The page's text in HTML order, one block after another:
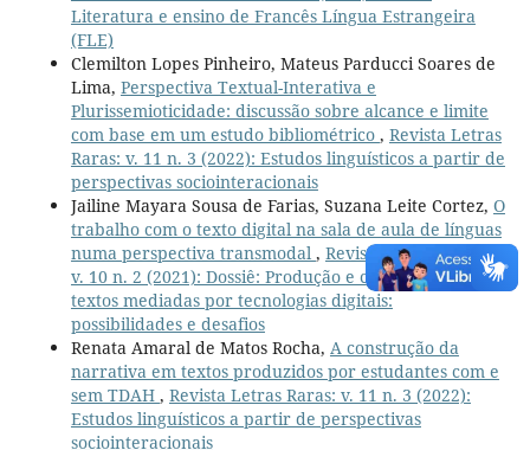
Literatura e ensino de Francês Língua Estrangeira
(FLE)
Clemilton Lopes Pinheiro, Mateus Parducci Soares de
Lima, Perspectiva Textual-Interativa e
Plurissemioticidade: discussão sobre alcance e limite
com base em um estudo bibliométrico , Revista Letras
Raras: v. 11 n. 3 (2022): Estudos linguísticos a partir de
perspectivas sociointeracionais
Jailine Mayara Sousa de Farias, Suzana Leite Cortez, O
trabalho com o texto digital na sala de aula de línguas
numa perspectiva transmodal , Revista Letras Raras:
v. 10 n. 2 (2021): Dossiê: Produção e correção de
textos mediadas por tecnologias digitais:
possibilidades e desafios
Renata Amaral de Matos Rocha, A construção da
narrativa em textos produzidos por estudantes com e
sem TDAH , Revista Letras Raras: v. 11 n. 3 (2022):
Estudos linguísticos a partir de perspectivas
sociointeracionais